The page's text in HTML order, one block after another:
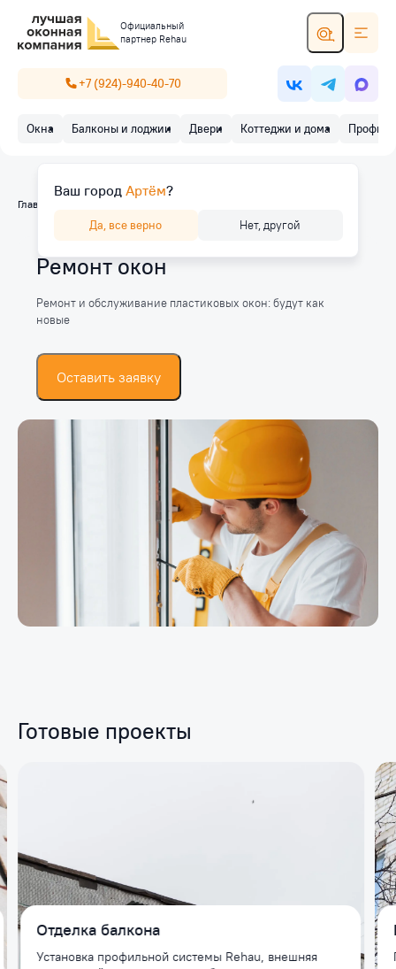
Официальный
партнер Rehau
+7 (924)-940-40-70
Окна Балконы и лоджии Двери Коттеджи и дома
Главная
Ремонт окон
Ремонт и обслуживание пластиковых окон: будут как
новые
Оставить заявку
Готовые проекты
Отделка балкона
Установка профильной системы Rehau, внешняя
Ваш город Артём?
Да, все верно Нет, другой